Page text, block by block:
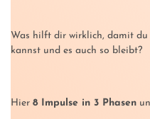
Was hilft dir wirklich, damit du
kannst und es auch so bleibt?
Hier 8 Impulse in 3 Phasen